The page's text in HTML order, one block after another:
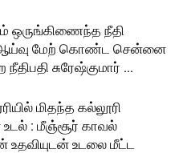
ஒருங்கிணைந்த நீதி
மேற் கொண்ட சென்னை
சுரேஷ்குமார் …
மிதந்த கல்லூரி
: மீஞ்சூர் காவல்
உதவியுடன் உடலை மீட்ட